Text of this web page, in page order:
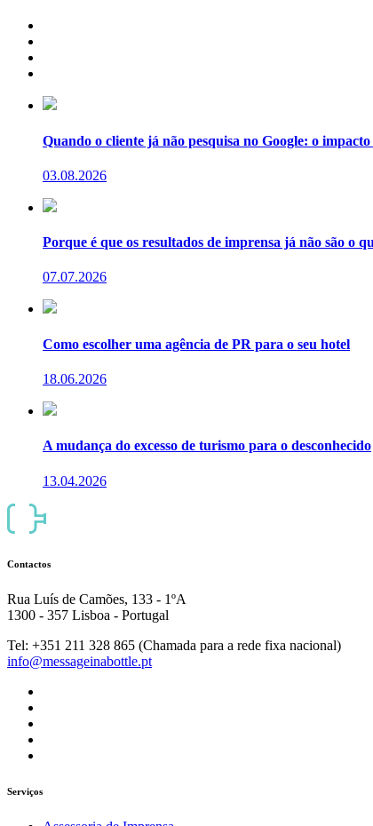
Quando o cliente já não pesquisa no Google: o
03.08.2026
Porque é que os resultados de imprensa já não são o
07.07.2026
Como escolher uma agência de PR para o seu hotel
18.06.2026
A mudança do excesso de turismo para o desconhecido
13.04.2026
Contactos
Rua Luís de Camões, 133 - 1ºA
1300 - 357 Lisboa - Portugal
Tel: +351 211 328 865 (Chamada para a rede fixa nacional)
info@messageinabottle.pt
Serviços